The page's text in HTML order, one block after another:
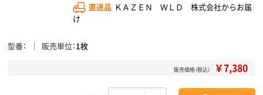
直送品 ＫＡＺＥＮ ＷＬＤ 株式会社からお届
け
型番 販売単位 1枚
販売価格（税込） ￥7,380